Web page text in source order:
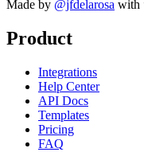
Made by @jfdelarosa
Product
Integrations
Help Center
API Docs
Templates
Pricing
FAQ